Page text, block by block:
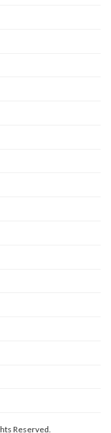
Reserved.